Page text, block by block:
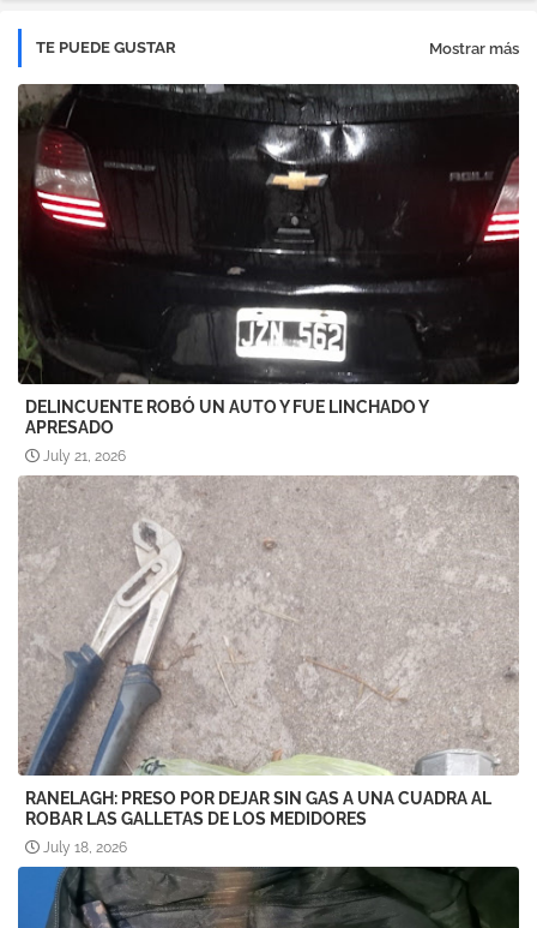
TE PUEDE GUSTAR Mostrar más
DELINCUENTE ROBÓ UN AUTO Y FUE LINCHADO Y
APRESADO
July 21, 2026
RANELAGH: PRESO POR DEJAR SIN GAS A UNA CUADRA AL
ROBAR LAS GALLETAS DE LOS MEDIDORES
July 18, 2026